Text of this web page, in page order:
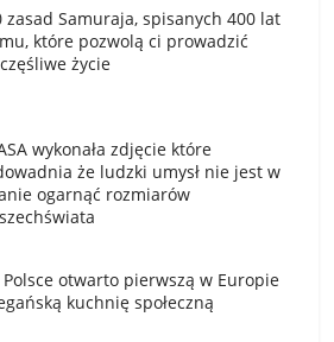
zasad Samuraja, spisanych 400 lat
które pozwolą ci prowadzić
życie
wykonała zdjęcie które
że ludzki umysł nie jest w
ogarnąć rozmiarów
Polsce otwarto pierwszą w Europie
kuchnię społeczną